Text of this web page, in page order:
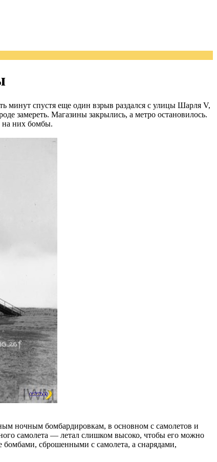
минут спустя еще один взрыв раздался с улицы Шарля V,
замереть. Магазины закрылись, а метро остановилось.
на них бомбы.
ночным бомбардировкам, в основном с самолетов и
самолета — летал слишком высоко, чтобы его можно
бомбами, сброшенными с самолета, а снарядами,